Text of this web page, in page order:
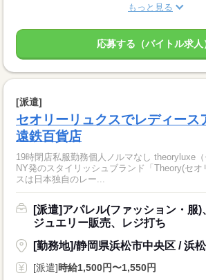
もっと見る
応募する（バイトル求人
[派遣]
セオリーリュクスでレディー
遠鉄百貨店
19時閉店私服勤務個人ノルマなし theoryluxe
NY発のスタイリッシュブランド「Theory(セオ
スは日本独自のレー...
[派遣]アパレル(ファッション・服)
ジュエリー販売、レジ打ち
[勤務地]/静岡県浜松市中央区 / 浜
[派遣]時給1,500円〜1,550円